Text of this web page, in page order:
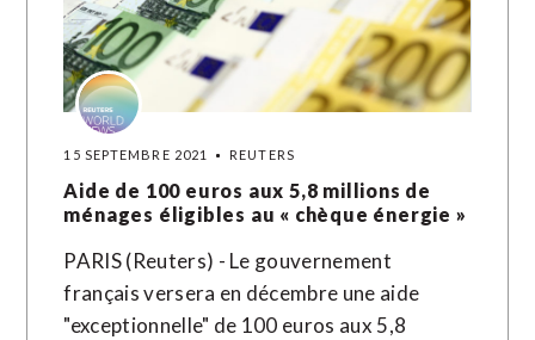
15 SEPTEMBRE 2021 REUTERS
Aide de 100 euros aux 5,8 millions de
ménages éligibles au « chèque énergie »
PARIS (Reuters) - Le gouvernement
français versera en décembre une aide
"exceptionnelle" de 100 euros aux 5,8